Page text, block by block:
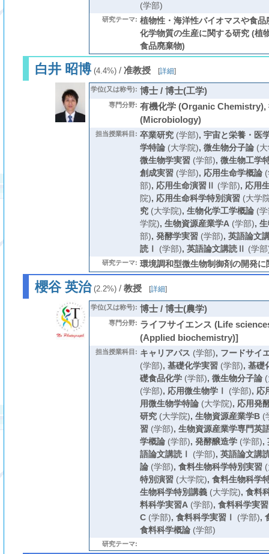
(学部)
研究テーマ: 植物性・海洋性バイオマスや食
化学物質の生産に関する研究 (植
食品廃棄物)
白井 昭博(4.4%)/ 准教授 [詳細]
学位(又は称号): 博士 / 博士(工学)
専門分野: 有機化学 (Organic Chemistry),
(Microbiology)
担当授業科目: 卒業研究(学部), 宇宙と栄養・医
学特論(大学院), 微生物分子論(大
微生物学実習(学部), 微生物工学
創成実習(学部), 応用生命学概論(
部), 応用生命演習Ⅱ (学部), 応用
院), 応用生命科学特別演習(大学
究(大学院), 生物化学工学概論(学
学院), 生物資源産業学A(学部),
部), 発酵学実習(学部), 英語論文
読Ⅰ
(学部), 英語論文講読Ⅱ (学
研究テーマ: 環境調和型微生物制御剤の開発に
櫻谷 英治(2.2%)/ 教授 [詳細]
学位(又は称号): 博士 / 博士(農学)
専門分野: ライフサイエンス (Life
(Applied biochemistry)]
担当授業科目: キャリアパス (学部), フードサイ
(学部), 基礎化学実習(学部), 基礎
礎食品化学(学部), 微生物分子論(
(学部), 応用微生物学Ⅰ (学部), 応
用微生物学特論(大学院), 応用発
研究(大学院), 生物資源産業学B(
習(学部), 生物資源産業学専門英
学概論(学部), 発酵醸造学(学部),
語論文講読Ⅰ
(学部), 英語論文講
論(学部), 食料生物科学特別実習(
特別演習(大学院), 食料生物科学
生物科学特別講義(大学院), 食料
料科学実習A(学部), 食料科学実
C(学部), 食料科学実習Ⅰ (学部),
食料科学概論(学部)
研究テーマ: